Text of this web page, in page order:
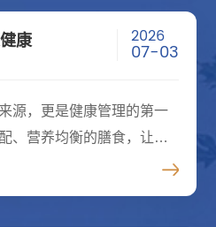
康 2026
07-03
源，更是健康管理的第一
、营养均衡的膳食，让每